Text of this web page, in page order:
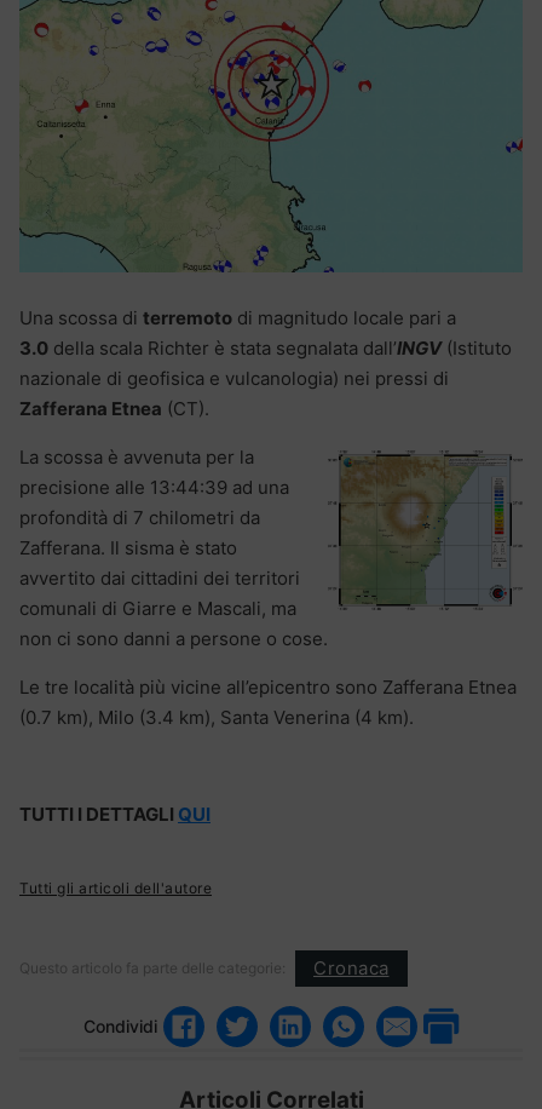
Una scossa di terremoto di magnitudo locale pari a
3.0 della scala Richter è stata segnalata dall’INGV(Istituto
nazionale di geofisica e vulcanologia) nei pressi di
Zafferana Etnea (CT).
La scossa è avvenuta per la
precisione alle 13:44:39 ad una
profondità di 7 chilometri da
Zafferana. Il sisma è stato
avvertito dai cittadini dei territori
comunali di Giarre e Mascali, ma
non ci sono danni a persone o cose.
Le tre località più vicine all’epicentro sono Zafferana Etnea
(0.7 km), Milo (3.4 km), Santa Venerina (4 km).
TUTTI I DETTAGLI QUI
Tutti gli articoli dell'autore
Questo articolo fa parte delle categorie: Cronaca
Condividi
Articoli Correlati